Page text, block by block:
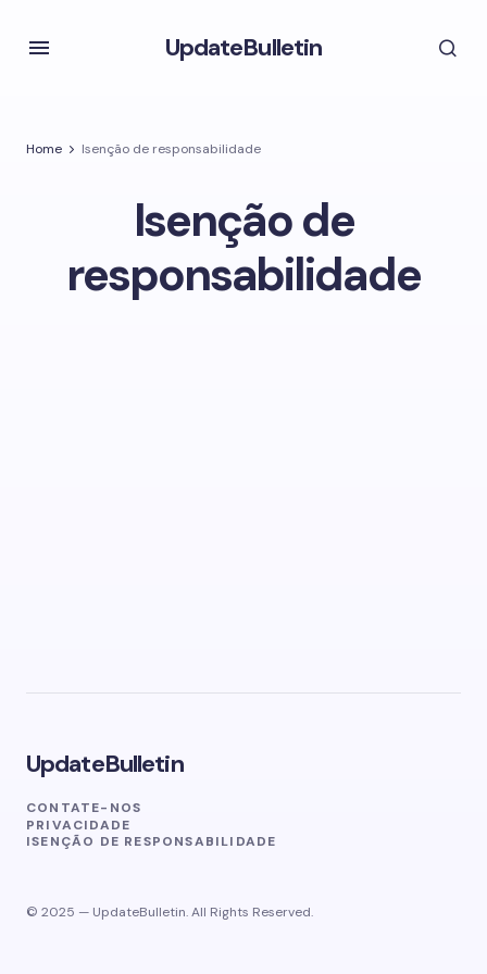
UpdateBulletin
Home Isenção de responsabilidade
Isenção de
responsabilidade
UpdateBulletin
CONTATE-NOS
PRIVACIDADE
ISENÇÃO DE RESPONSABILIDADE
© 2025 — UpdateBulletin. All Rights Reserved.